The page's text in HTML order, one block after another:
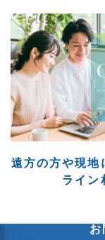
遠方の方や現地
ライン
お